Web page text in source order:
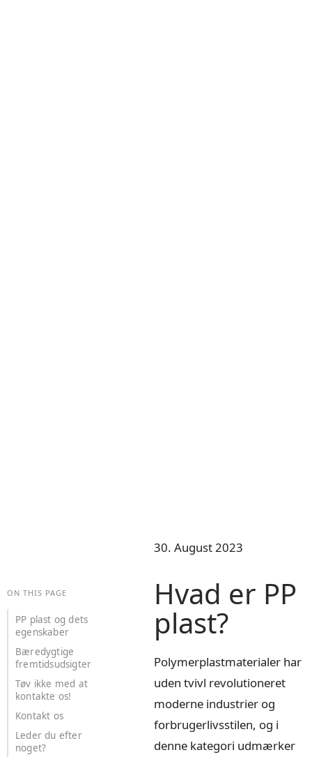
ON THIS PAGE
PP plast og dets
egenskaber
Bæredygtige
fremtidsudsigter
Tøv ikke med at
kontakte os!
Kontakt os
Leder du efter
noget?
30. August 2023
Hvad er PP
plast?
Polymerplastmaterialer har
uden tvivl revolutioneret
moderne industrier og
forbrugerlivsstilen, og i
denne kategori udmærker